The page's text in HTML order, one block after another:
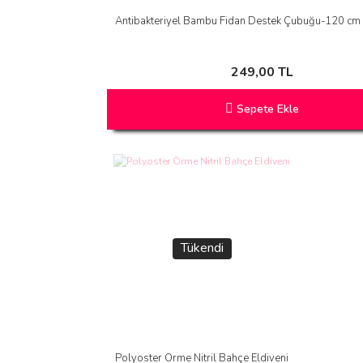
Antibakteriyel Bambu Fidan Destek Çubuğu-120
249,00 TL
Sepete Ekle
Tükendi
Polyoster Örme Nitril Bahçe Eldiveni